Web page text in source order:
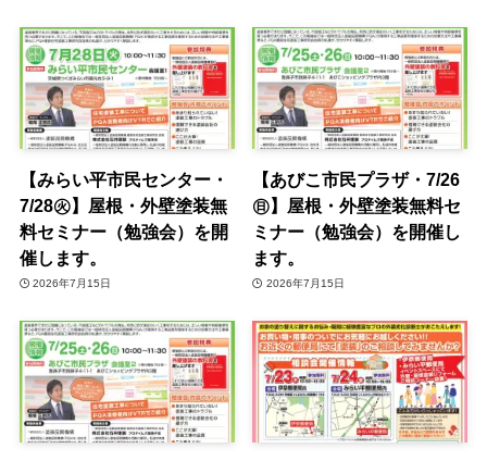
【みらい平市民センター・
7/28㊋】屋根・外壁塗装無
料セミナー（勉強会）を開
催します。
2026年7月15日
【あびこ市民プラザ・7/26
㊐】屋根・外壁塗装無料セ
ミナー（勉強会）を開催し
ます。
2026年7月15日